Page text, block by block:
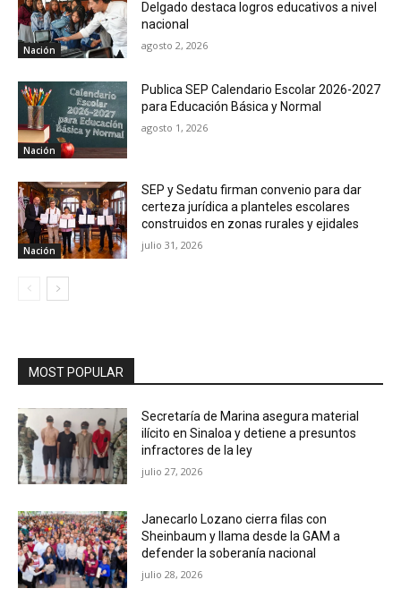
Nación
Delgado destaca logros educativos a nivel
nacional
agosto 2, 2026
Nación
Publica SEP Calendario Escolar 2026-2027
para Educación Básica y Normal
agosto 1, 2026
Nación
SEP y Sedatu firman convenio para dar
certeza jurídica a planteles escolares
construidos en zonas rurales y ejidales
julio 31, 2026
MOST POPULAR
Secretaría de Marina asegura material
ilícito en Sinaloa y detiene a presuntos
infractores de la ley
julio 27, 2026
Janecarlo Lozano cierra filas con
Sheinbaum y llama desde la GAM a
defender la soberanía nacional
julio 28, 2026